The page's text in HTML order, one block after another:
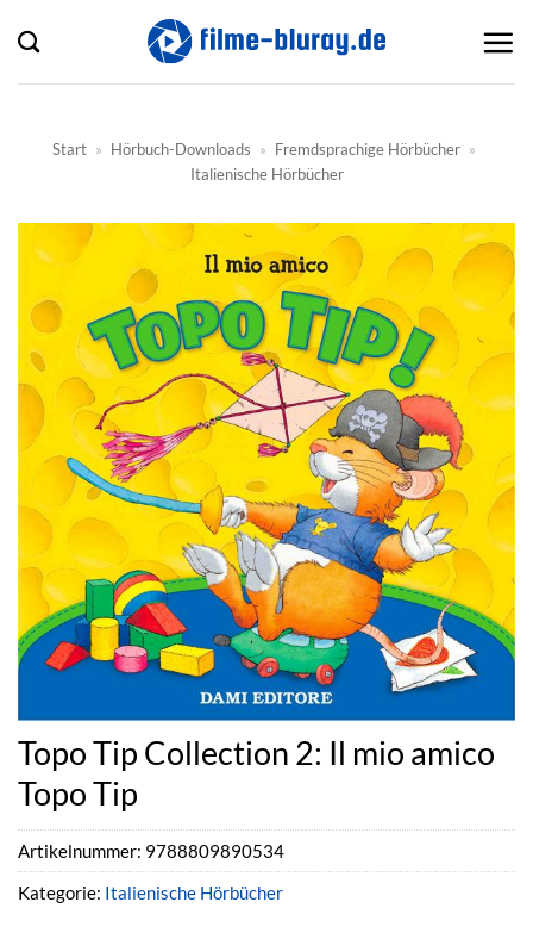
Inhalt
springen
Start » Hörbuch-Downloads » Fremdsprachige Hörbücher »
Italienische Hörbücher
Topo Tip Collection 2: Il mio amico
Topo Tip
Artikelnummer: 9788809890534
Kategorie: Italienische Hörbücher